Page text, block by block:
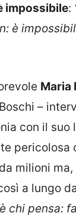
impossibile:
è
Maria
–
con il suo
pericolosa
milioni
a lungo
chi pensa: